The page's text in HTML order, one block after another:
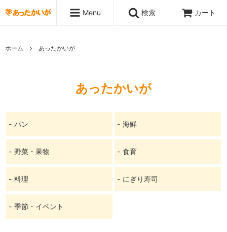
Menu 検索 カート
ホーム あったかいが
あったかいが
パン 海鮮
野菜・果物 食育
料理 にぎり寿司
季節・イベント